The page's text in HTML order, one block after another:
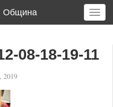
Община
T
o
l
08-18-19-11
2019